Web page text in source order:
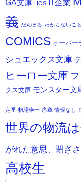
GA文庫 HOS IT企業
義 だんぼる わからないこ
COMICS オーバー
シュエックス文庫
ヒーロー文庫
クス文庫 モンスター文
定番 帆場暎一 序章 情報なし
世界の物流
がれた意思、閉ざ
高校生